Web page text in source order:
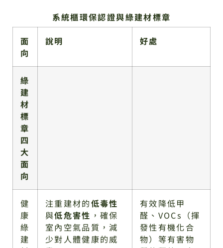
系統櫃環保認證與綠建材標章
面
向
說明 好處
綠
建
材
標
章
四
大
面
向
健
康
綠
建
注重建材的低毒性
與低危害性 ，確保
室內空氣品質，減
少對人體健康的威
有效降低甲
醛、VOCs（揮
發性有機化合
物）等有害物